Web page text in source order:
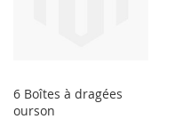
6 Boîtes à dragées
ourson